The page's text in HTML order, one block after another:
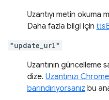
Uzantıyı metin okuma
Daha fazla bilgi için
"update_url"
Uzantının güncelleme
dize. Uzantınızı
barındırıyorsanız bu